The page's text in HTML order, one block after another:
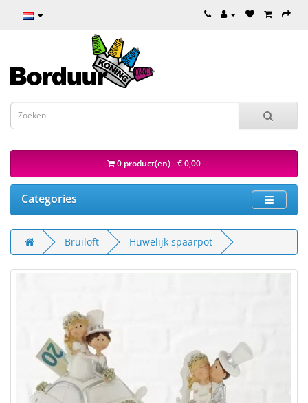
0 product(en) - € 0,00
Categories
Bruiloft Huwelijk spaarpot